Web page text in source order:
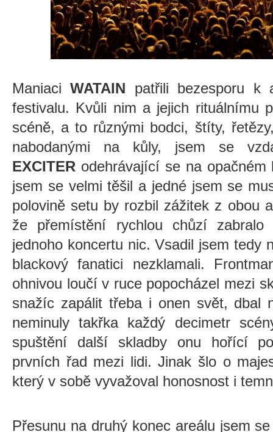
ManiaciWATAIN patřili bezesporu k
festivalu. Kvůli nim a jejich rituálnímu
scéně, a to různými bodci, štíty,
nabodanými na kůly, jsem se
EXCITER odehrávající se na
jsem se velmi těšil a jedné jsem se
polovině setu by rozbil zážitek z obou
že přemístění rychlou chůzí
jednoho koncertu nic. Vsadil jsem tedy
blackový fanatici nezklamali.
ohnivou loučí v ruce popocházel mezi
snažíc zapálit třeba i onen svět, dbal
neminuly takřka každý decimetr
spuštění další skladby onu hořící
prvních řad mezi lidi. Jinak šlo o
který v sobě vyvažoval honosnost i
Přesunu na druhý konec areálu jsem